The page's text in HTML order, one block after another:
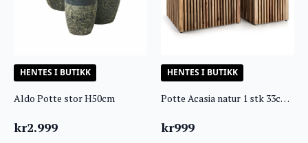
HENTES I BUTIKK
Aldo Potte stor H50cm
kr2.999
HENTES I BUTIKK
Potte Acasia natur 1 stk 33cm liten firkantet
kr999